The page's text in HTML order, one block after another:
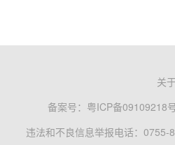
关
备案号： 粤ICP备09109218
违法和不良信息举报电话：0755-